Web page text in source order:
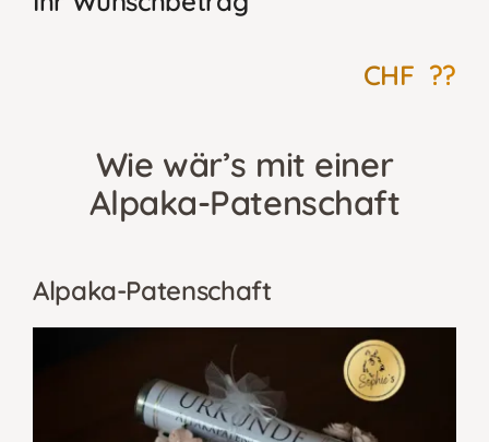
CHF ??
Wie wär’s mit einer
Alpaka-Patenschaft
Alpaka-Patenschaft